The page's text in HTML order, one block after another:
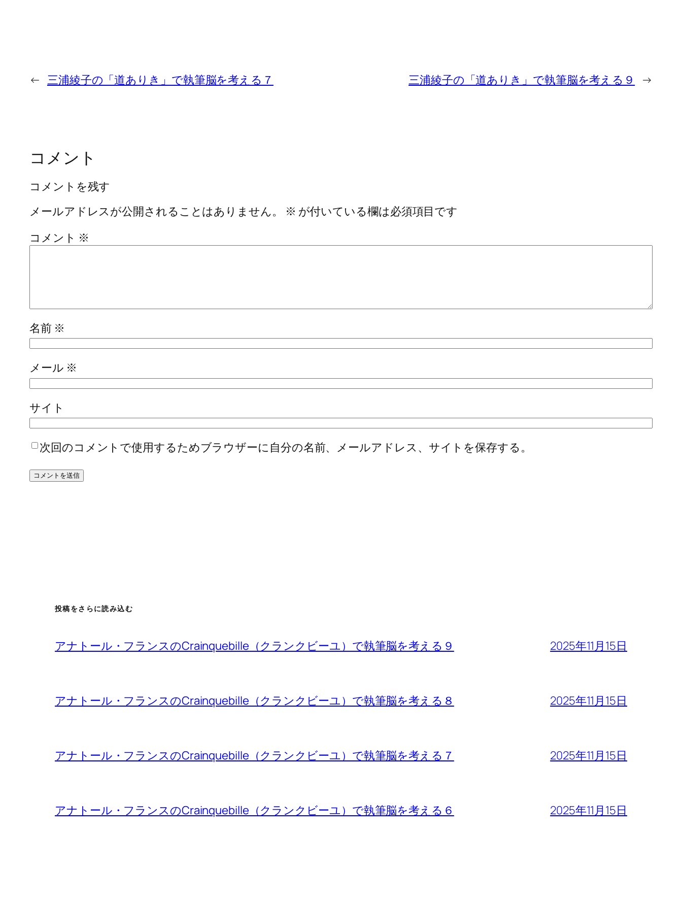
← 三浦綾子の「道ありき」で執筆脳を考える７ 三浦綾子の「道ありき」で執筆脳を考える９ →
コメント
コメントを残す
メールアドレスが公開されることはありません。
※ が付いている欄は必須項目です
コメント ※
名前 ※
メール ※
サイト
次回のコメントで使用するためブラウザーに自分の名前、メールアドレス、サイトを保存する。
投稿をさらに読み込む
アナトール・フランスのCrainquebille（クランクビーユ）で執筆脳を考える９ 2025年11月15日
アナトール・フランスのCrainquebille（クランクビーユ）で執筆脳を考える８ 2025年11月15日
アナトール・フランスのCrainquebille（クランクビーユ）で執筆脳を考える７ 2025年11月15日
アナトール・フランスのCrainquebille（クランクビーユ）で執筆脳を考える６ 2025年11月15日